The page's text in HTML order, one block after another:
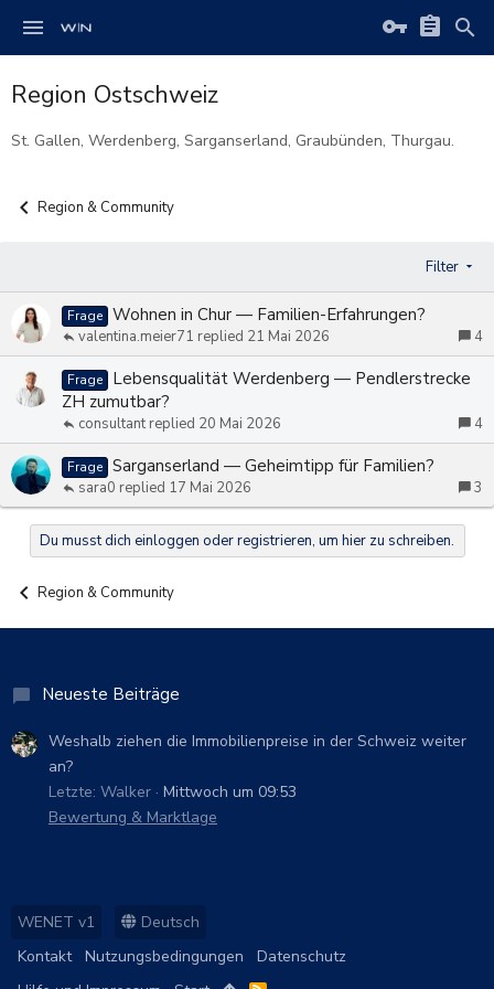
Region Ostschweiz
St. Gallen, Werdenberg, Sarganserland, Graubünden, Thurgau.
Region & Community
Filter
Frage Wohnen in Chur — Familien-Erfahrungen?
4
21 Mai 2026
valentina.meier71
Frage
Lebensqualität Werdenberg — Pendlerstrecke
ZH zumutbar?
4
20 Mai 2026
consultant
Frage Sarganserland — Geheimtipp für Familien?
3
17 Mai 2026
sara0
Du musst dich einloggen oder registrieren, um hier zu schreiben.
Region & Community
Neueste Beiträge
Weshalb ziehen die Immobilienpreise in der Schweiz weiter
an?
Letzte: Walker Mittwoch um 09:53
Bewertung & Marktlage
WENET v1
Deutsch
Kontakt
Nutzungsbedingungen
Datenschutz